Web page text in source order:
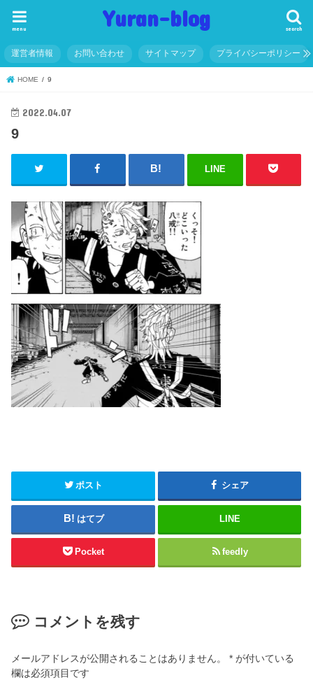
Yuran-blog search
menu
運営者情報 お問い合わせ サイトマップ プライバシーポリシー
HOME 9
2022.04.07
9
LINE
ポスト シェア
はてブ LINE
Pocket feedly
コメントを残す
メールアドレスが公開されることはありません。 * が付いている
欄は必須項目です